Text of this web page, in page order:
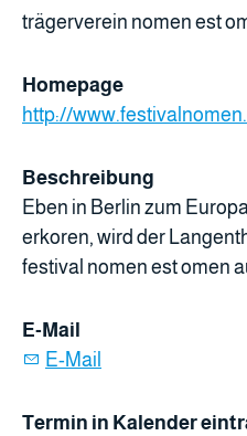
trägerverein nomen est
Homepage
http://
Beschreibung
Eben in Berlin zum
erkoren, wird der
festival nomen est omen
E-Mail
E-Mail
Termin in Kalender